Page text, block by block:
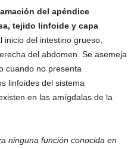
del apéndice
tejido linfoide y capa
inicio del intestino grueso,
del abdomen. Se asemeja
cuando no presenta
linfoides del sistema
en las amígdalas de la
ninguna función conocida en